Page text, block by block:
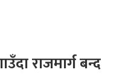
राजमार्ग बन्द